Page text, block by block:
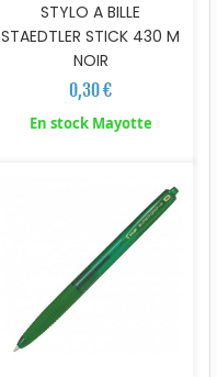
STYLO A BILLE
STAEDTLER STICK 430 M
NOIR
0,30 €
En stock Mayotte